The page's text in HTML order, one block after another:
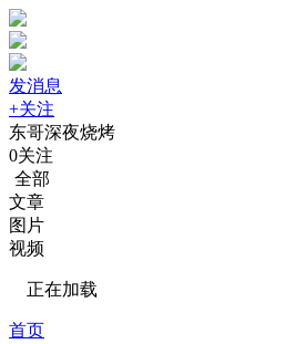
发消息
+关注
东哥深夜烧烤
0关注
全部
文章
图片
视频
正在加载
首页